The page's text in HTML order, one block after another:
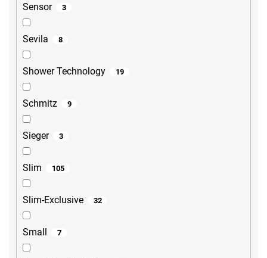
Sensor 3
Sevila 8
Shower Technology 19
Schmitz 9
Sieger 3
Slim 105
Slim-Exclusive 32
Small 7